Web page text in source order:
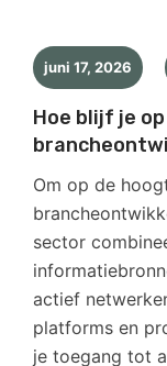
juni 17, 2026
Hoe blijf je
Om op de
sector
actief
platforms en
je toegang tot